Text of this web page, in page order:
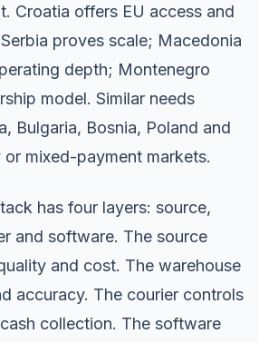
Croatia offers EU access and
proves scale; Macedonia
depth; Montenegro
model. Similar needs
Bulgaria, Bosnia, Poland and
mixed-payment markets.
has four layers: source,
and software. The source
and cost. The warehouse
accuracy. The courier controls
collection. The software